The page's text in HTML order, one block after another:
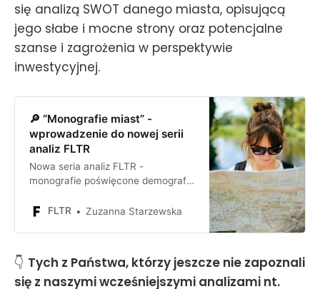
się analizą SWOT danego miasta, opisującą
jego słabe i mocne strony oraz potencjalne
szanse i zagrożenia w perspektywie
inwestycyjnej.
🔎 “Monografie miast” -
wprowadzenie do nowej serii
analiz FLTR
Nowa seria analiz FLTR -
monografie poświęcone demografii,
nieruchomości poszczególnych
FLTR Zuzanna Starzewska
👇 Tych z Państwa, którzy jeszcze nie zapoznali
się z naszymi wcześniejszymi analizami nt.